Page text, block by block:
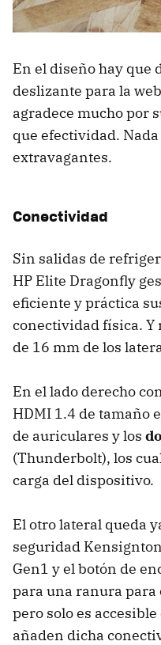
En el diseño hay que
deslizante para la
agradece mucho por
que efectividad.
extravagantes.
Conectividad
Sin salidas de
HP Elite Dragonfly
eficiente y práctica
conectividad física. Y
de 16 mm de los
En el lado derecho
HDMI 1.4 de tamaño
de auriculares y los
(Thunderbolt), los
carga del dispositivo.
El otro lateral queda
seguridad
Gen1 y el botón de
para una ranura para
pero solo es
añaden dicha